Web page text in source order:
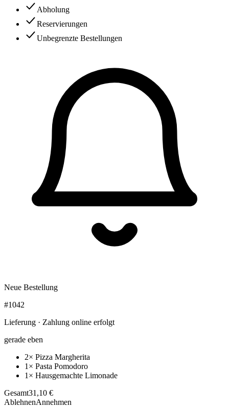
Abholung
Reservierungen
Unbegrenzte Bestellungen
Neue Bestellung
#1042
Lieferung · Zahlung online erfolgt
gerade eben
2× Pizza Margherita
1× Pasta Pomodoro
1× Hausgemachte Limonade
Gesamt31,10 €
AblehnenAnnehmen